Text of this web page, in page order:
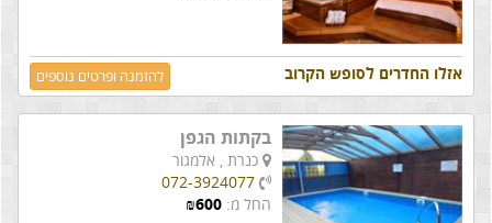
אזלו החדרים לסופש הקרוב להזמנה ופרטים נוספים
בקתות הגפן
כנרת , אלמגור
072-3924077
החל מ:
₪600